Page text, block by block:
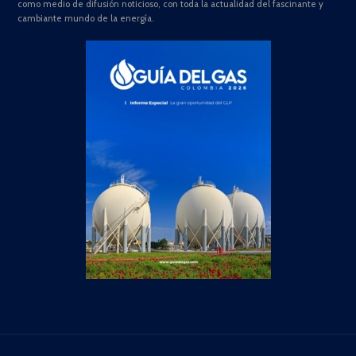
como medio de difusión noticioso, con toda la actualidad del fascinante y
cambiante mundo de la energía.